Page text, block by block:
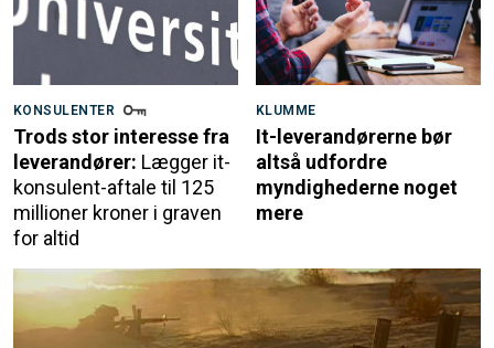
KONSULENTER
Trods stor interesse fra
leverandører: Lægger it-
konsulent-aftale til 125
millioner kroner i graven
for altid
KLUMME
It-leverandørerne bør
altså udfordre
myndighederne noget
mere